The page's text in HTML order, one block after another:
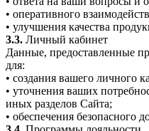
• оперативного
• улучшения качества
3.3. Личный кабинет
Данные, предоставленные
для:
• создания вашего личного
• уточнения ваших
иных разделов Сайта;
• обеспечения безопасного